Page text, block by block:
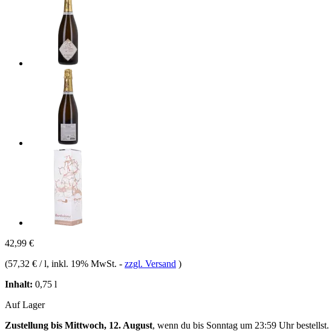
42,99 €
(57,32 € / l, inkl. 19% MwSt. - zzgl. Versand )
Inhalt: 0,75 l
Auf Lager
Zustellung bis Mittwoch, 12. August, wenn du bis Sonntag um 23:59 Uhrbestellst.